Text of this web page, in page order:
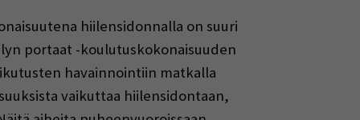
hiilensidonnalla on suuri
portaat -koulutuskokonaisuuden
havainnointiin matkalla
vaikuttaa hiilensidontaan,